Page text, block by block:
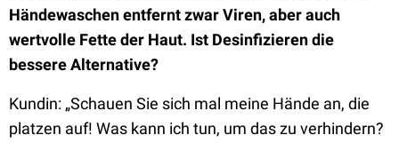
Händewaschen entfernt zwar Viren, aber auch
wertvolle Fette der Haut. Ist Desinfizieren die
bessere Alternative?
Kundin: „Schauen Sie sich mal meine Hände an, die
platzen auf! Was kann ich tun, um das zu verhindern?